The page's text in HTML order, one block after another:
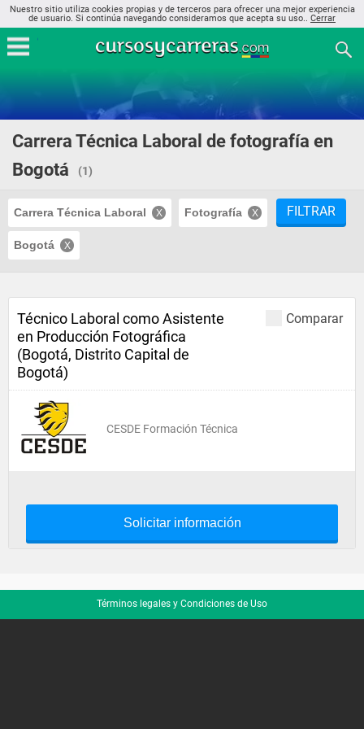
Nuestro sitio utiliza cookies propias y de terceros para ofrecer una mejor experiencia
de usuario. Si continúa navegando consideramos que acepta su uso.. Cerrar
Carrera Técnica Laboral de fotografía en
Bogotá
(1)
Carrera Técnica Laboral Fotografía
Bogotá
FILTRAR
Comparar
Técnico Laboral como Asistente
en Producción Fotográfica
(Bogotá, Distrito Capital de
Bogotá)
CESDE Formación Técnica
Solicitar información
Términos legales y Condiciones de Uso